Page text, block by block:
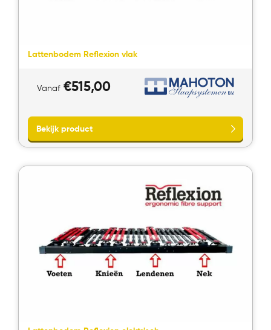
Bekijk product
Lattenbodem Reflexion vlak
Vanaf €515,00